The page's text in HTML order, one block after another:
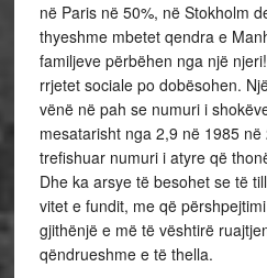
në Paris në 50%, në Stokholm
thyeshme mbetet qendra e
familjeve përbëhen nga një
rrjetet sociale po dobësohen.
vënë në pah se numuri i
mesatarisht nga 2,9 në 1985
trefishuar numuri i atyre që
Dhe ka arsye të besohet se të
vitet e fundit, me që
gjithënjë e më të vështirë
qëndrueshme e të thella.